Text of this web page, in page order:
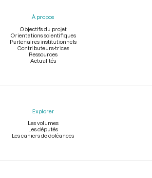
À propos
Objectifs du projet
Orientations scientifiques
Partenaires institutionnels
Contributeurs-trices
Ressources
Actualités
Explorer
Les volumes
Les députés
Les cahiers de doléances